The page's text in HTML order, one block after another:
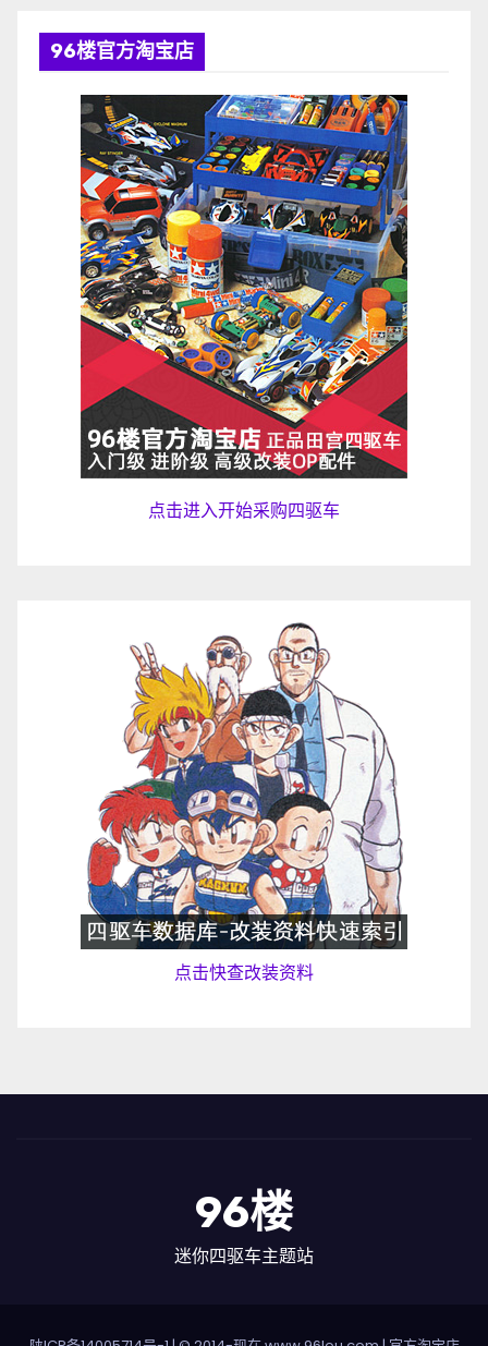
96楼官方淘宝店
点击进入开始采购四驱车
点击快查改装资料
96楼
迷你四驱车主题站